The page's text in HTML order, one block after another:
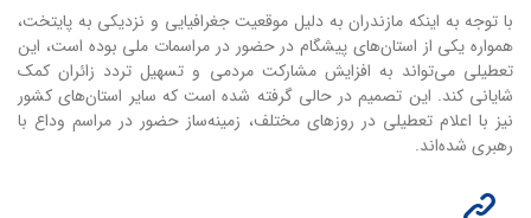
با توجه به اینکه مازندران به دلیل موقعیت جغرافیایی و نزدیکی به پایتخت،
همواره یکی از استان‌های پیشگام در حضور در مراسمات ملی بوده است، این
تعطیلی می‌تواند به افزایش مشارکت مردمی و تسهیل تردد زائران کمک
شایانی کند. این تصمیم در حالی گرفته شده است که سایر استان‌های کشور
نیز با اعلام تعطیلی در روزهای مختلف، زمینه‌ساز حضور در مراسم وداع با
رهبری شده‌اند.